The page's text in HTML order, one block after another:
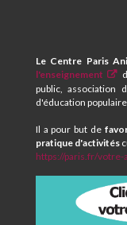
Le Centre Paris
l'enseignement
public, association
d'éducation
Il a pour but de
pratique d'activités
https://paris.fr/votre-